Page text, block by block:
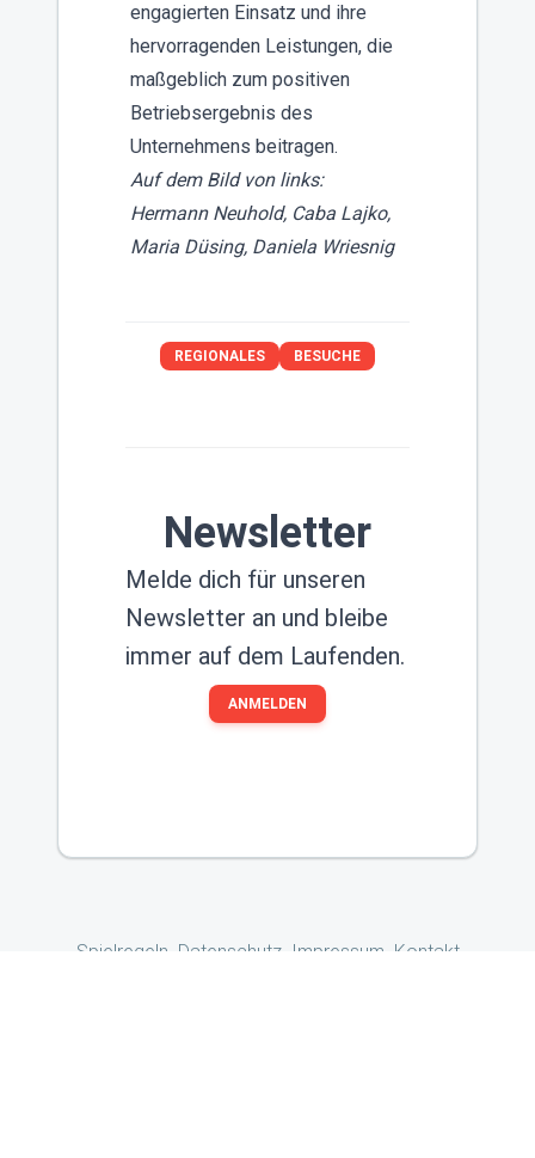
engagierten Einsatz und ihre
hervorragenden Leistungen, die
maßgeblich zum positiven
Betriebsergebnis des
Unternehmens beitragen.
Auf dem Bild von links:
Hermann Neuhold, Caba Lajko,
Maria Düsing, Daniela Wriesnig
REGIONALES BESUCHE
Newsletter
Melde dich für unseren
Newsletter an und bleibe
immer auf dem Laufenden.
ANMELDEN
Spielregeln Datenschutz Impressum Kontakt